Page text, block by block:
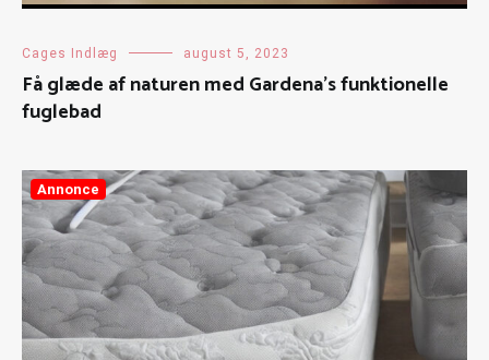
Cages Indlæg august 5, 2023
Få glæde af naturen med Gardena’s funktionelle
fuglebad
Annonce